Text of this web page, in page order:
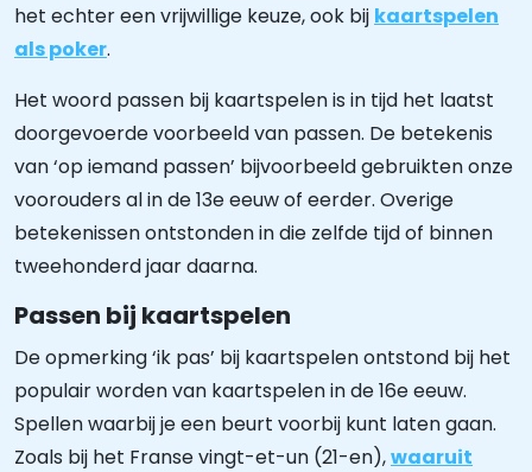
het echter een vrijwillige keuze, ook bij kaartspelen
als poker.
Het woord passen bij kaartspelen is in tijd het laatst
doorgevoerde voorbeeld van passen. De betekenis
van ‘op iemand passen’ bijvoorbeeld gebruikten onze
voorouders al in de 13e eeuw of eerder. Overige
betekenissen ontstonden in die zelfde tijd of binnen
tweehonderd jaar daarna.
Passen bij kaartspelen
De opmerking ‘ik pas’ bij kaartspelen ontstond bij het
populair worden van kaartspelen in de 16e eeuw.
Spellen waarbij je een beurt voorbij kunt laten gaan.
Zoals bij het Franse vingt-et-un (21-en),waaruit